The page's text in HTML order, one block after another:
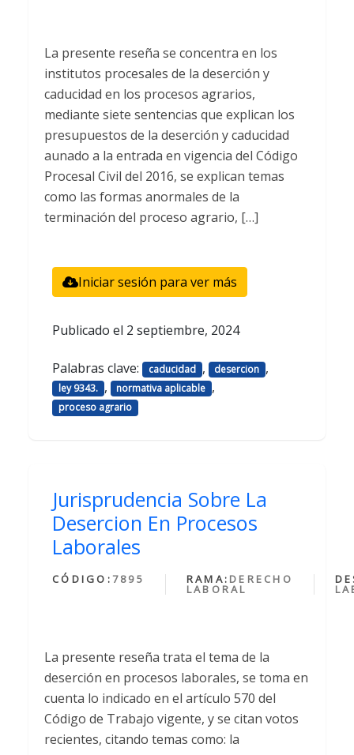
La presente reseña se concentra en los
institutos procesales de la deserción y
caducidad en los procesos agrarios,
mediante siete sentencias que explican los
presupuestos de la deserción y caducidad
aunado a la entrada en vigencia del Código
Procesal Civil del 2016, se explican temas
como las formas anormales de la
terminación del proceso agrario, […]
Iniciar sesión para ver más
Publicado el 2 septiembre, 2024
Palabras clave: caducidad , desercion ,
ley 9343. , normativa aplicable ,
proceso agrario
Jurisprudencia Sobre La
Desercion En Procesos
Laborales
CÓDIGO: 7895 RAMA: DERECHO
LABORAL
La presente reseña trata el tema de la
deserción en procesos laborales, se toma en
cuenta lo indicado en el artículo 570 del
Código de Trabajo vigente, y se citan votos
recientes, citando temas como: la